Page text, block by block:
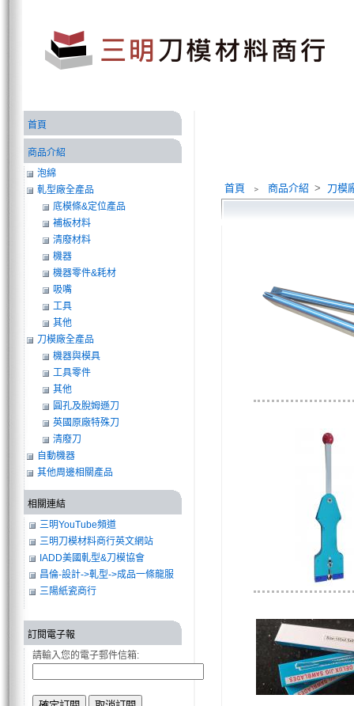
首頁 ﹥ 商品介紹 > 刀模
首頁
商品介紹
泡綿
軋型廠全產品
底模條&定位產品
補板材料
清廢材料
機器
機器零件&耗材
吸嘴
工具
其他
刀模廠全產品
機器與模具
工具零件
其他
圓孔及脫姆遜刀
英國原廠特殊刀
清廢刀
自動機器
其他周邊相關產品
相關連結
三明YouTube頻道
三明刀模材料商行英文網站
IADD美國軋型&刀模協會
昌倫-設計->軋型->成品一條龍服
務
三陽紙瓷商行
訂閱電子報
請輸入您的電子郵件信箱: